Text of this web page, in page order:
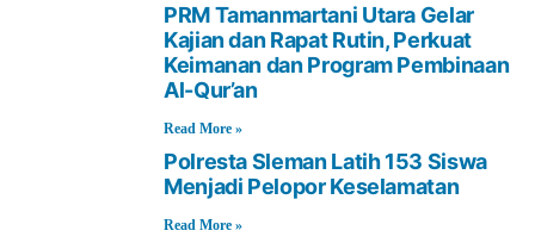
PRM Tamanmartani Utara Gelar
Kajian dan Rapat Rutin, Perkuat
Keimanan dan Program Pembinaan
Al-Qur’an
Read More »
Polresta Sleman Latih 153 Siswa
Menjadi Pelopor Keselamatan
Read More »